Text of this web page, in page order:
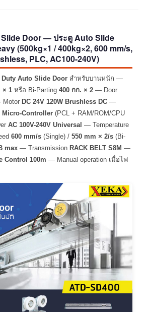
Door — ประตู Auto Slide
(500kg×1 / 400kg×2, 600 mm/s,
PLC, AC100-240V)
Duty Auto Slide Door สำหรับบานหนัก —
× 1 หรือ Bi-Parting 400 กก. × 2 — Door
DC 24V 120W Brushless DC —
Micro-Controller (PCL + RAM/ROM/CPU
AC 100V-240V Universal — Temperature
600 mm/s (Single) / 550 mm × 2/s (Bi-
max — Transmission RACK BELT S8M —
Control 100m — Manual operation เมื่อไฟ